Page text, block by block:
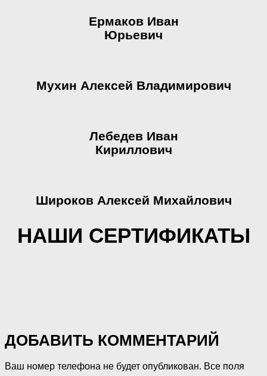
Ермаков Иван
Юрьевич
Мухин Алексей Владимирович
Лебедев Иван
Кириллович
Широков Алексей Михайлович
НАШИ СЕРТИФИКАТЫ
ДОБАВИТЬ КОММЕНТАРИЙ
Ваш номер телефона не будет опубликован. Все поля